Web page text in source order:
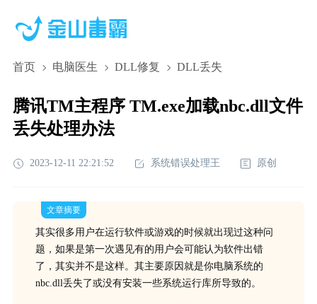
首页 电脑医生 DLL修复 DLL丢失
腾讯TM主程序 TM.exe加载nbc.dll文件
丢失处理办法
2023-12-11 22:21:52 系统错误处理王 原创
文章摘要
其实很多用户在运行软件或游戏的时候就出现过这种问
题，如果是第一次遇见有的用户会可能认为软件出错
了，其实并不是这样。其主要原因就是你电脑系统的
nbc.dll丢失了或没有安装一些系统运行库所导致的。